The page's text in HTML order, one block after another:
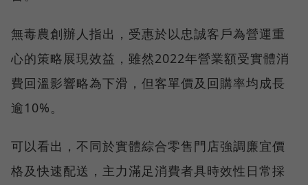
無毒農創辦人指出，受惠於以忠誠客戶為營運重
心的策略展現效益，雖然2022年營業額受實體消
費回溫影響略為下滑，但客單價及回購率均成長
逾10%。
可以看出，不同於實體綜合零售門店強調廉宜價
格及快速配送，主力滿足消費者具時效性日常採